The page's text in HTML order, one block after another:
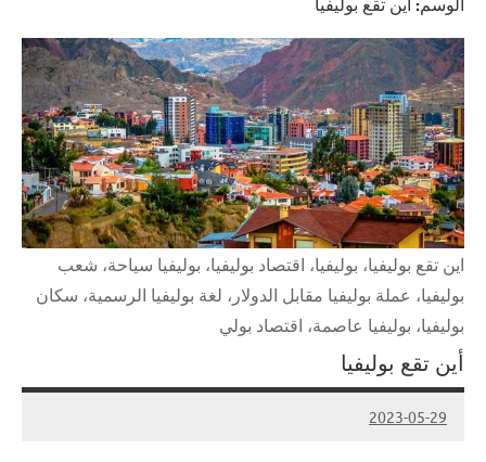
اين تقع بوليفيا، بوليفيا، اقتصاد بوليفيا، بوليفيا سياحة، شعب
بوليفيا، عملة بوليفيا مقابل الدولار، لغة بوليفيا الرسمية، سكان
بوليفيا، بوليفيا عاصمة، اقتصاد بولي
أين تقع بوليفيا
2023-05-29
Admin